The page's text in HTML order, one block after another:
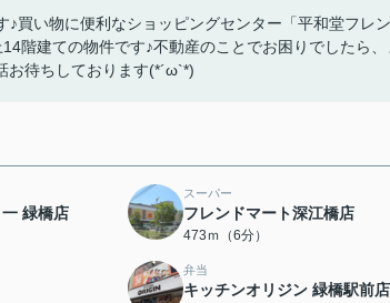
買い物に便利なショッピングセンター「平和堂フレン
階建ての物件です♪不動産のことでお困りでしたら、
お待ちしております(*´ω`*)
緑橋店
スーパー
フレンドマート深江橋店
473ｍ（6分）
弁当
キッチンオリジン 緑橋駅前店